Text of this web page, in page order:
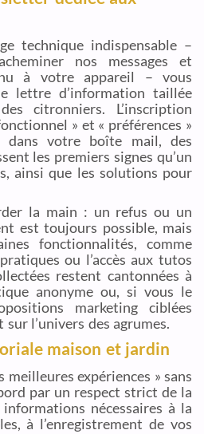
technique indispensable –
nos messages et
à votre appareil – vous
lettre d’information taillée
citronniers. L’inscription
» et « préférences »
dans votre boîte mail, des
les premiers signes qu’un
ainsi que les solutions pour
la main : un refus ou un
est toujours possible, mais
fonctionnalités, comme
ou l’accès aux tutos
restent cantonnées à
anonyme ou, si vous le
marketing ciblées
l’univers des agrumes.
maison et jardin
expériences » sans
par un respect strict de la
nécessaires à la
à l’enregistrement de vos